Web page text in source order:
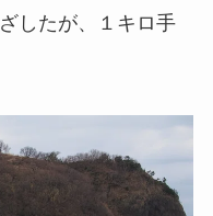
したが、１キロ手